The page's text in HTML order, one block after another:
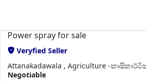
Power spray for sale
Veryfied Seller
Attanakadawala , Agriculture -
Negotiable